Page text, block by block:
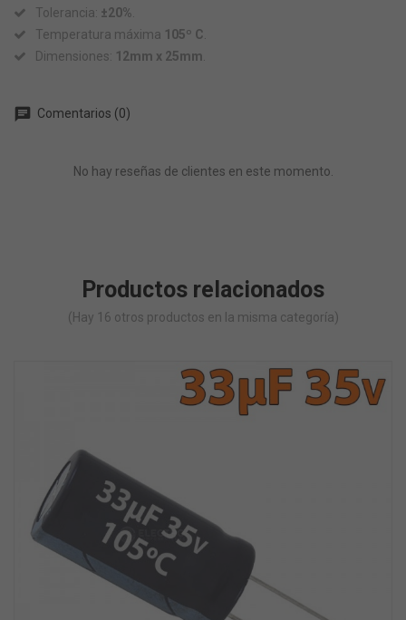
Tolerancia: ±20%.
Temperatura máxima 105º C.
Dimensiones: 12mm x 25mm.
chat Comentarios (0)
No hay reseñas de clientes en este momento.
Productos relacionados
(Hay 16 otros productos en la misma categoría)